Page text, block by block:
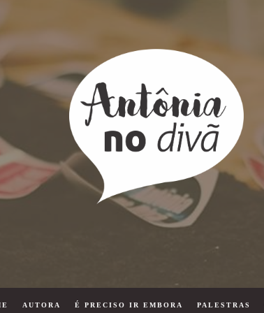
AUTORA É PRECISO IR EMBORA PALESTRAS